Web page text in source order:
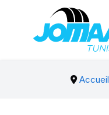
Accueil